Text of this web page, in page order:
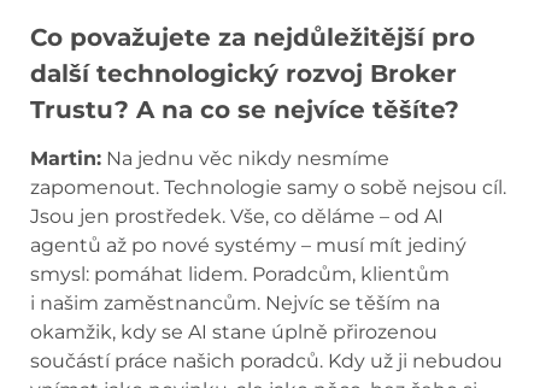
Co považujete za nejdůležitější pro
další technologický rozvoj Broker
Trustu? A na co se nejvíce těšíte?
Martin: Na jednu věc nikdy nesmíme
zapomenout. Technologie samy o sobě nejsou cíl.
Jsou jen prostředek. Vše, co děláme – od AI
agentů až po nové systémy – musí mít jediný
smysl: pomáhat lidem. Poradcům, klientům
i našim zaměstnancům. Nejvíc se těším na
okamžik, kdy se AI stane úplně přirozenou
součástí práce našich poradců. Kdy už ji nebudou